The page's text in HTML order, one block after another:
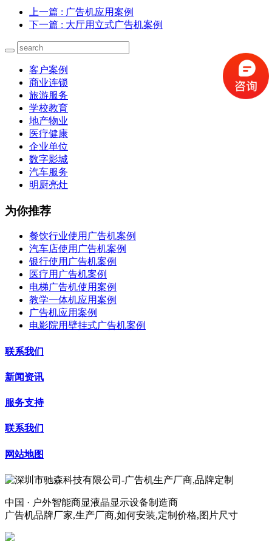
上一篇 : 广告机应用案例
下一篇 : 大厅用立式广告机案例
客户案例
商业连锁
旅游服务
学校教育
地产物业
医疗健康
企业单位
数字影城
汽车服务
明厨亮灶
为你推荐
餐饮行业使用广告机案例
汽车店使用广告机案例
银行使用广告机案例
医疗用广告机案例
电梯广告机使用案例
教学一体机应用案例
广告机应用案例
电影院用壁挂式广告机案例
联系我们
新闻资讯
服务支持
联系我们
网站地图
中国 · 户外智能商显液晶显示设备制造商
广告机品牌厂家,生产厂商,如何安装,定制价格,图片尺寸